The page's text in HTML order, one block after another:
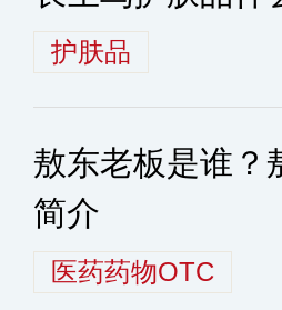
护肤品
敖东老板是谁？
简介
医药药物OTC